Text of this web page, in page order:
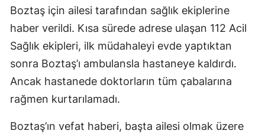
Boztaş için ailesi tarafından sağlık ekiplerine
haber verildi. Kısa sürede adrese ulaşan 112 Acil
Sağlık ekipleri, ilk müdahaleyi evde yaptıktan
sonra Boztaş’ı ambulansla hastaneye kaldırdı.
Ancak hastanede doktorların tüm çabalarına
rağmen kurtarılamadı.
Boztaş’ın vefat haberi, başta ailesi olmak üzere